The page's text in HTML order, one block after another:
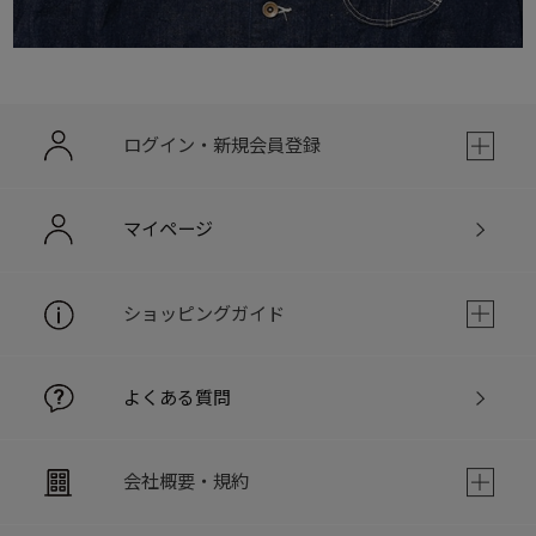
ログイン・新規会員登録
マイページ
ショッピングガイド
よくある質問
会社概要・規約